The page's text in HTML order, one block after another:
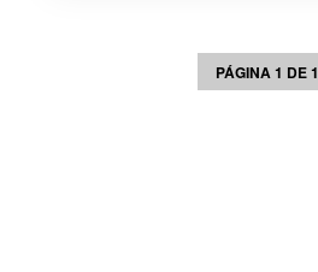
PÁGINA 1 DE 1